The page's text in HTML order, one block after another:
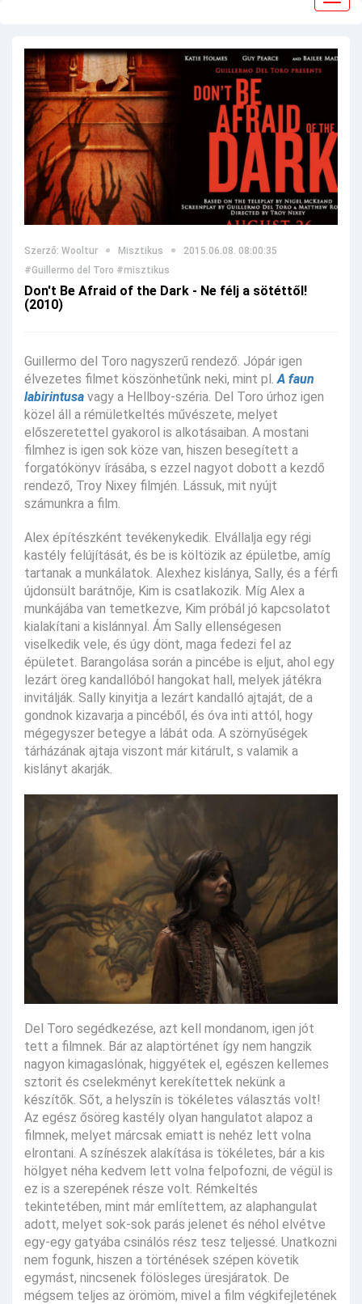
Szerző: Wooltur Misztikus
2015.06.08. 08:00:35
#Guillermo del Toro #misztikus
Don't Be Afraid of the Dark - Ne félj a sötéttől!
(2010)
Guillermo del Toro nagyszerű rendező. Jópár igen
élvezetes filmet köszönhetűnk neki, mint pl.A faun
labirintusa vagy a Hellboy-széria. Del Toro úrhoz igen
közel áll a rémületkeltés művészete, melyet
előszeretettel gyakorol is alkotásaiban. A mostani
filmhez is igen sok köze van, hiszen besegített a
forgatókönyv írásába, s ezzel nagyot dobott a kezdő
rendező, Troy Nixey filmjén. Lássuk, mit nyújt
számunkra a film.
Alex építészként tevékenykedik. Elvállalja egy régi
kastély felújítását, és be is költözik az épületbe, amíg
tartanak a munkálatok. Alexhez kislánya, Sally, és a férfi
újdonsült barátnője, Kim is csatlakozik. Míg Alex a
munkájába van temetkezve, Kim próbál jó kapcsolatot
kialakítani a kislánnyal. Ám Sally ellenségesen
viselkedik vele, és úgy dönt, maga fedezi fel az
épületet. Barangolása során a pincébe is eljut, ahol egy
lezárt öreg kandallóból hangokat hall, melyek játékra
invitálják. Sally kinyitja a lezárt kandalló ajtaját, de a
gondnok kizavarja a pincéből, és óva inti attól, hogy
mégegyszer betegye a lábát oda. A szörnyűségek
tárházának ajtaja viszont már kitárult, s valamik a
kislányt akarják.
Del Toro segédkezése, azt kell mondanom, igen jót
tett a filmnek. Bár az alaptörténet így nem hangzik
nagyon kimagaslónak, higgyétek el, egészen kellemes
sztorit és cselekményt kerekítettek nekünk a
készítők. Sőt, a helyszín is tökéletes választás volt!
Az egész ősöreg kastély olyan hangulatot alapoz a
filmnek, melyet márcsak emiatt is nehéz lett volna
elrontani. A színészek alakítása is tökéletes, bár a kis
hölgyet néha kedvem lett volna felpofozni, de végül is
ez is a szerepének része volt. Rémkeltés
tekintetében, mint már említettem, az alaphangulat
adott, melyet sok-sok parás jelenet és néhol elvétve
egy-egy gatyába csinálós rész tesz teljessé. Unatkozni
nem fogunk, hiszen a történések szépen követik
egymást, nincsenek fölösleges üresjáratok. De
mégsem teljes az örömöm, mivel a film végkifejletének